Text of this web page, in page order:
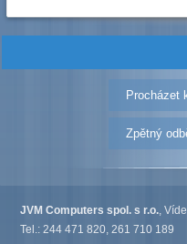
Procházet
Zpětný
JVM Computers spol. s r.o.,
Tel.: 244 471 820, 261 710 189